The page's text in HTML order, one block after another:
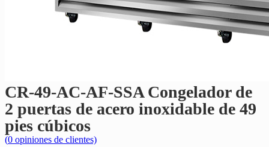
CR-49-AC-AF-SSA Congelador de
2 puertas de acero inoxidable de 49
pies cúbicos
(0 opiniones de clientes)